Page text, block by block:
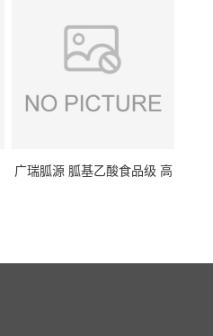
广瑞胍源 胍基乙酸食品级 高